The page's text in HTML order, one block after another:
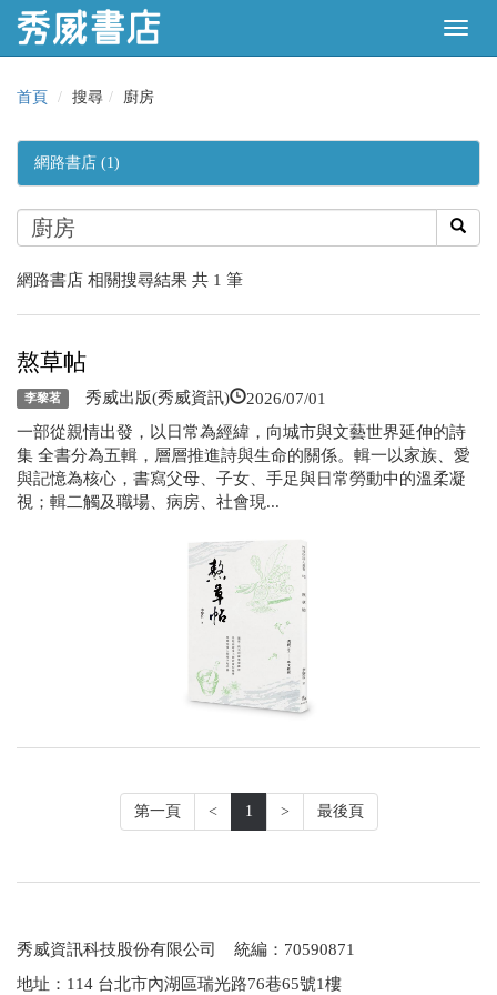
首頁 搜尋 廚房
網路書店 (1)
網路書店 相關搜尋結果 共 1 筆
熬草帖
李黎茗 秀威出版(秀威資訊) 2026/07/01
一部從親情出發，以日常為經緯，向城市與文藝世界延伸的詩
集 全書分為五輯，層層推進詩與生命的關係。輯一以家族、愛
與記憶為核心，書寫父母、子女、手足與日常勞動中的溫柔凝
視；輯二觸及職場、病房、社會現...
第一頁 < 1 > 最後頁
秀威資訊科技股份有限公司 統編：70590871
地址：114 台北市內湖區瑞光路76巷65號1樓